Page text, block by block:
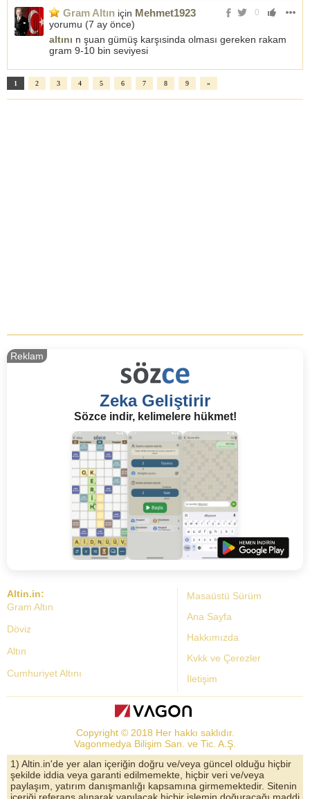
0
Gram Altın için Mehmet1923
yorumu (7 ay önce)
altını n şuan gümüş karşısinda olması gereken rakam
gram 9-10 bin seviyesi
1 2 3 4 5 6 7 8 9 »
Zeka Geliştirir
Sözce indir, kelimelere hükmet!
Reklam
Masaüstü Sürüm
Ana Sayfa
Hakkımızda
Kvkk ve Çerezler
İletişim
Altin.in:
Gram Altın
Döviz
Altın
Cumhuriyet Altını
Dolar Kuru
Altın Yorumları
Döviz Kurları
Copyright © 2018 Her hakkı saklıdır.
Vagonmedya Bilişim San. ve Tic. A.Ş.
1) Altin.in'de yer alan içeriğin doğru ve/veya güncel olduğu hiçbir
şekilde iddia veya garanti edilmemekte, hiçbir veri ve/veya
paylaşım, yatırım danışmanlığı kapsamına girmemektedir. Sitenin